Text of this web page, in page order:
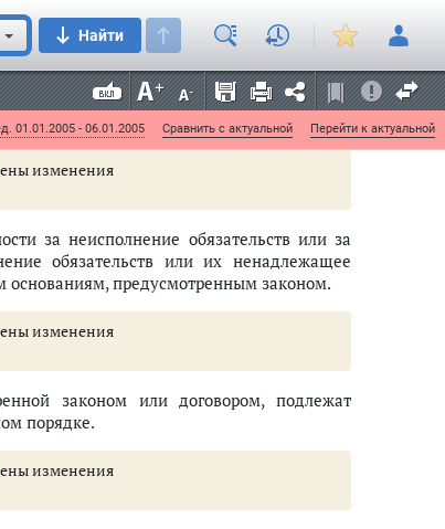
Найти
01.01.2005 - 06.01.2005 Сравнить с актуальной Перейти к актуальной
подлежат возмещению в полной сумме
(изготовителя, исполнителя) от
изменения
за неисполнение обязательств или за
обязательств или их ненадлежащее
основаниям, предусмотренным законом.
изменения
законом или договором, подлежат
порядке.
изменения